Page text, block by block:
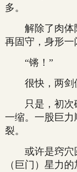
多。
解除了肉体
再固守，身形一
“锵！”
很快，两剑便
只是，初次
一缩。一股巨
裂。
或许是窍穴
（巨门）星力